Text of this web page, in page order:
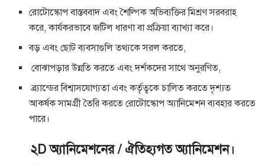
রোটোস্কোপ বাস্তববাদ এবং শৈল্পিক অভিব্যক্তির মিশ্রণ সরবরাহ
করে, কার্যকরভাবে জটিল ধারণা বা প্রক্রিয়া ব্যাখ্যা করে।
বড় এবং ছোট ব্যবসাগুলি তথ্যকে সরল করতে,
বোঝাপড়ার উন্নতি করতে এবং দর্শকদের সাথে অনুরণিত,
ব্র্যান্ডের বিশ্বাসযোগ্যতা এবং কর্তৃত্বকে চালিত করতে দৃশ্যত
আকর্ষক সামগ্রী তৈরি করতে রোটোস্কোপ অ্যানিমেশন ব্যবহার করতে
পারে।
২D অ্যানিমেশনের / ঐতিহ্যগত অ্যানিমেশন।